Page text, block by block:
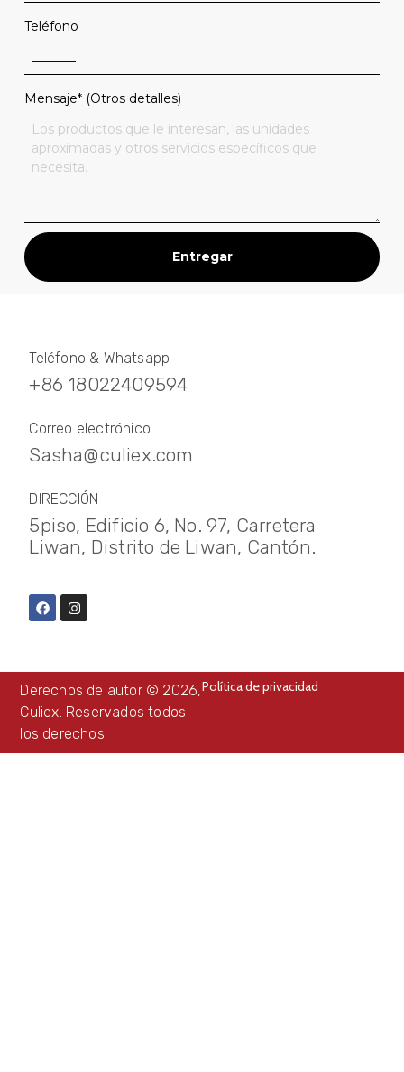
Teléfono
Mensaje* (Otros detalles)
Entregar
Teléfono & Whatsapp
+86 18022409594
Correo electrónico
Sasha@culiex.com
DIRECCIÓN
5piso, Edificio 6, No. 97, Carretera
Liwan, Distrito de Liwan, Cantón.
Derechos de autor © 2026,
Culiex. Reservados todos
los derechos.
Política de privacidad